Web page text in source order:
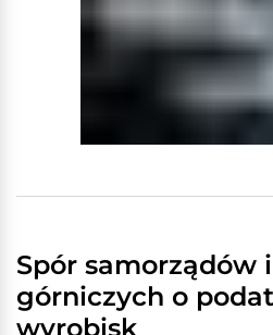
Spór samorządów i
górniczych o
wyrobisk